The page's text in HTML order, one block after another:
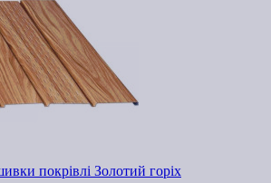
покрівлі Золотий горіх